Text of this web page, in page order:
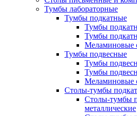
Тумбы лабораторные
Тумбы подкатные
Тумбы
Тумбы
Тумбы подвесные
Тумбы
Тумбы
Столы-тумбы
Столы-тумбы
металлические